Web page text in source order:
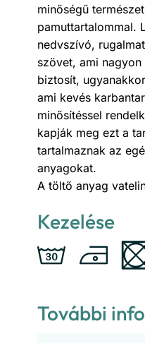
minőségű
pamuttartalommal.
nedvszívó,
szövet, ami
biztosít,
ami kevés
minősítéssel
kapják meg ezt a
tartalmaznak az
anyagokat.
A töltő anyag
Kezelése
További